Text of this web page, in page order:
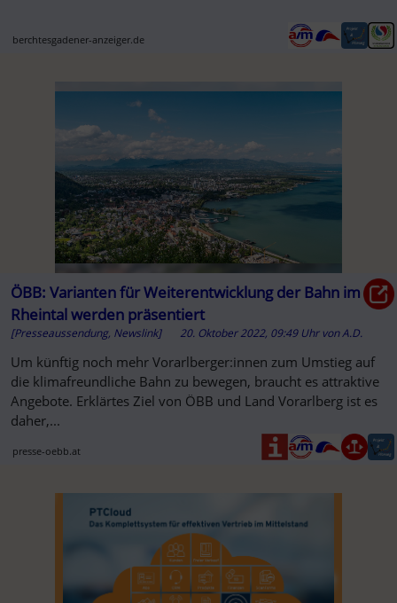
berchtesgadener-anzeiger.de
ÖBB: Varianten für Weiterentwicklung der Bahn im
Rheintal werden präsentiert
[Presseaussendung, Newslink] 20. Oktober 2022, 09:49 Uhr vonA.D.
Um künftig noch mehr Vorarlberger:innen zum Umstieg auf
die klimafreundliche Bahn zu bewegen, braucht es attraktive
Angebote. Erklärtes Ziel von ÖBB und Land Vorarlberg ist es
daher,...
presse-oebb.at